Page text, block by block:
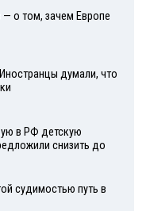
о том, зачем Европе
думали, что
в РФ детскую
снизить до
судимостью путь в